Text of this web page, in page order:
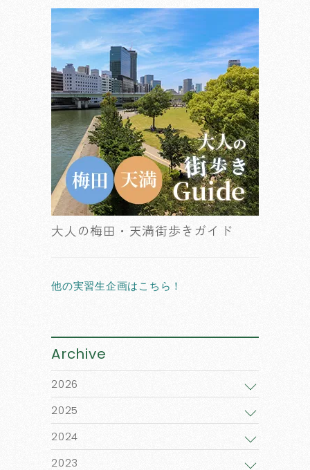
大人の梅田・天満街歩きガイド
他の実習生企画はこちら！
Archive
2026
2025
2024
2023